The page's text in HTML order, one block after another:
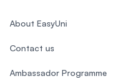
About EasyUni
Contact us
Ambassador Programme